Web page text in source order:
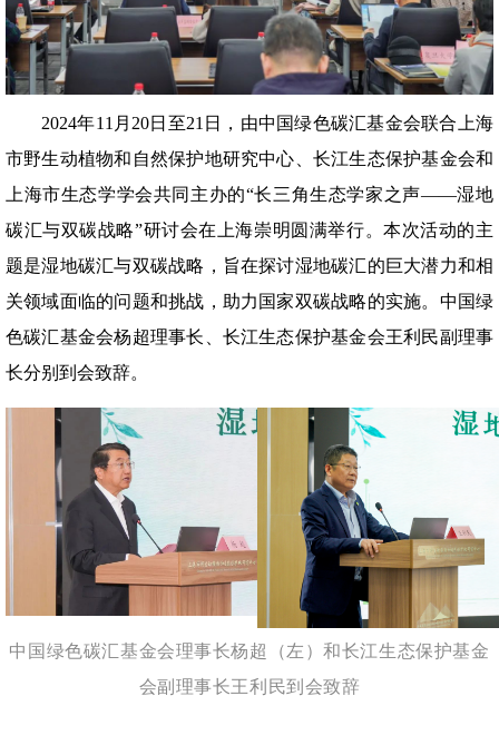
2024年11月20日至21日，由中国绿色碳汇基金会联合上海
市野生动植物和自然保护地研究中心、长江生态保护基金会和
上海市生态学学会共同主办的“长三角生态学家之声——湿地
碳汇与双碳战略”研讨会在上海崇明圆满举行。本次活动的主
题是湿地碳汇与双碳战略，旨在探讨湿地碳汇的巨大潜力和相
关领域面临的问题和挑战，助力国家双碳战略的实施。中国绿
色碳汇基金会杨超理事长、长江生态保护基金会王利民副理事
长分别到会致辞。
中国绿色碳汇基金会理事长杨超（左）和长江生态保护基金
会副理事长王利民到会致辞